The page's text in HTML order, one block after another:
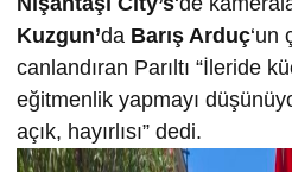
Kuzgun’da Barış Arduç‘un
canlandıran Parıltı “İleride
eğitmenlik yapmayı
açık, hayırlısı” dedi.